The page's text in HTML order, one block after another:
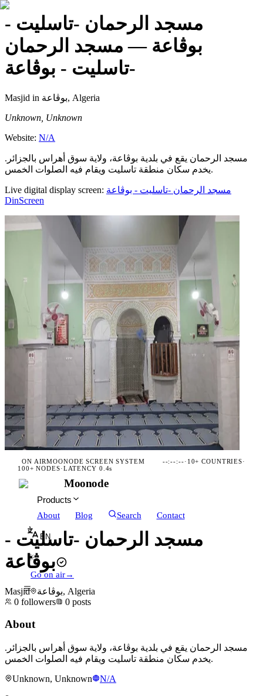
مسجد الرحمان -تاسليت -
بوڨاعة — مسجد الرحمان
-تاسليت - بوڨاعة
Masjid
in بوڨاعة, Algeria
Unknown, Unknown
Website: N/A
مسجد الرحمان يقع في بلدية بوڨاعة، ولاية سوق أهراس بالجزائر.
يخدم سكان منطقة تاسليت ويقام فيه الصلوات الخمس.
Live digital display screen: مسجد الرحمان -تاسليت - بوڨاعة
DinScreen
ON AIRMOONODE SCREEN SYSTEM --:--:--· 10+ COUNTRIES·
100+ NODES·LATENCY 0.4s
Moonode
Products
About
Blog Search Contact
EN
☀
Go on air→
مسجد الرحمان -تاسليت -
بوڨاعة
Masjid
بوڨاعة, Algeria
0 followers 0 posts
About
مسجد الرحمان يقع في بلدية بوڨاعة، ولاية سوق أهراس بالجزائر.
يخدم سكان منطقة تاسليت ويقام فيه الصلوات الخمس.
Unknown, Unknown
N/A